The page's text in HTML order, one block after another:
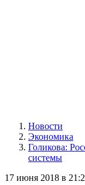
Новости
Экономика
Голикова:
системы
17 июня 2018 в